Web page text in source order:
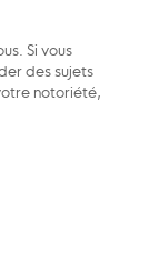
Si vous
des sujets
notoriété,